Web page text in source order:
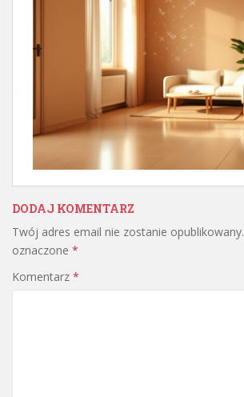
DODAJ KOMENTARZ
Twój adres email nie zostanie opublikowany.
oznaczone *
Komentarz *